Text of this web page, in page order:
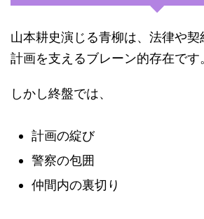
山本耕史演じる青柳は、法律や
計画を支えるブレーン的存在です
しかし終盤では、
計画の綻び
警察の包囲
仲間内の裏切り